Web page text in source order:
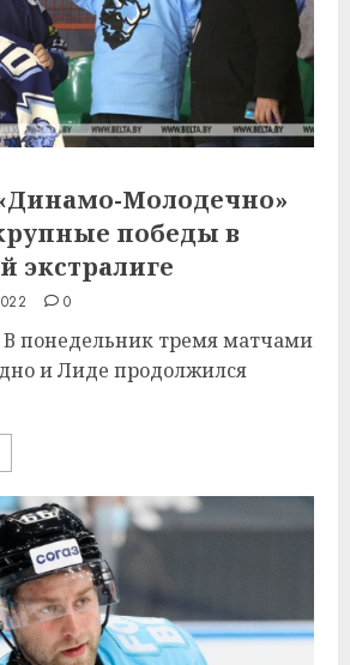
Молодечно»
победы в
экстралиге
0
В понедельник тремя матчами
и Лиде продолжился